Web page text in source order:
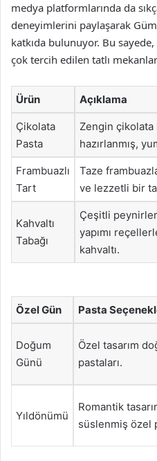
medya platformlarında da
deneyimlerini paylaşarak
katkıda bulunuyor. Bu sayede,
çok tercih edilen tatlı
Ürün Açıklama
Çikolata
Pasta
Zengin çikolata
hazırlanmış,
Frambuazlı
Tart
Taze
ve lezzetli bir
Kahvaltı
Tabağı
Çeşitli
yapımı
kahvaltı.
Özel Gün Pasta
Doğum
Günü
Özel tasarım
pastaları.
Yıldönümü
Romantik
süslenmiş özel